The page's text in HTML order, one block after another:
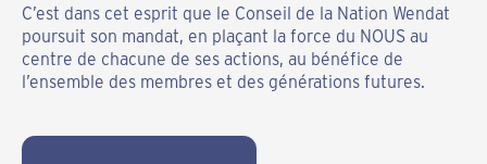
C’est dans cet esprit que le Conseil de la Nation Wendat
poursuit son mandat, en plaçant la force du NOUS au
centre de chacune de ses actions, au bénéfice de
l’ensemble des membres et des générations futures.